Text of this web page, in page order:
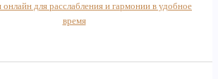
для расслабления и гармонии в удобное
время